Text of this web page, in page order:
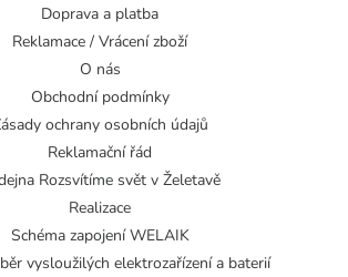
Doprava a platba
Reklamace / Vrácení zboží
O nás
Obchodní podmínky
ochrany osobních údajů
Reklamační řád
Rozsvítíme svět v Želetavě
Realizace
Schéma zapojení WELAIK
vysloužilých elektrozařízení a baterií